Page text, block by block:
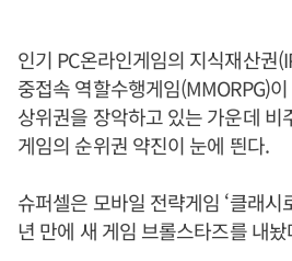
인기 PC온라인게임의 지식재산권
중접속 역할수행게임(MMORPG)
상위권을 장악하고 있는 가운데 비
게임의 순위권 약진이 눈에 띈다.
슈퍼셀은 모바일 전략게임 ‘클래시
년 만에 새 게임 브롤스타즈를 내놨